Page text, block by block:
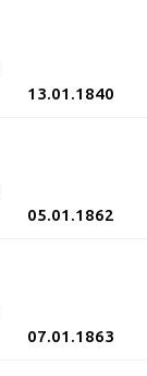
13.01.1840
05.01.1862
07.01.1863